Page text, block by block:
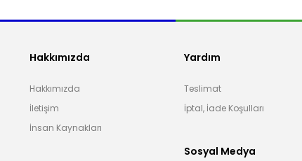
Hakkımızda
Hakkımızda
İletişim
İnsan Kaynakları
Yardım
Teslimat
İptal, İade Koşulları
Sosyal Medya